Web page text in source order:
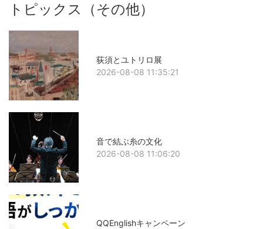
トピックス（その他）
荻須とユトリロ展
2026-08-08 11:35:21
音で結ぶ糸の文化
2026-08-08 11:06:20
QQEnglishキャンペーン